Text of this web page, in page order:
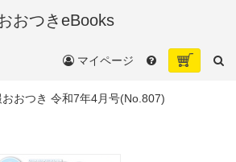
おつきeBooks
マイページ
おおつき 令和7年4月号(No.807)